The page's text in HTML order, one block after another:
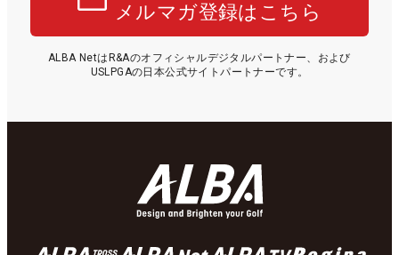
メルマガ登録はこちら
ALBA NetはR&Aのオフィシャルデジタルパートナー、および
USLPGAの日本公式サイトパートナーです。